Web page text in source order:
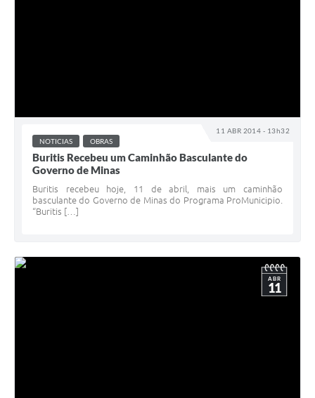
11 ABR 2014 - 13h32
NOTICIAS OBRAS
Buritis Recebeu um Caminhão Basculante do
Governo de Minas
Buritis recebeu hoje, 11 de abril, mais um caminhão
basculante do Governo de Minas do Programa ProMunicipio.
“Buritis […]
ABR
11